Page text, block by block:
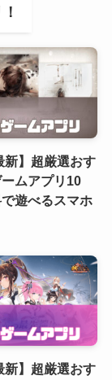
新】超厳選おす
ムアプリ10
遊べるスマホ
新】超厳選おす